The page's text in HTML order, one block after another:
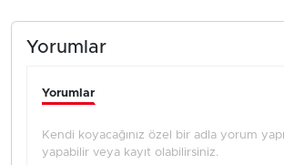
Yorumlar
Yorumlar
Kendi koyacağınız özel bir adla yorum
yapabilir veya kayıt olabilirsiniz.